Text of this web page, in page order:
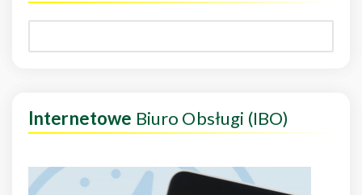
Internetowe Biuro Obsługi (IBO)